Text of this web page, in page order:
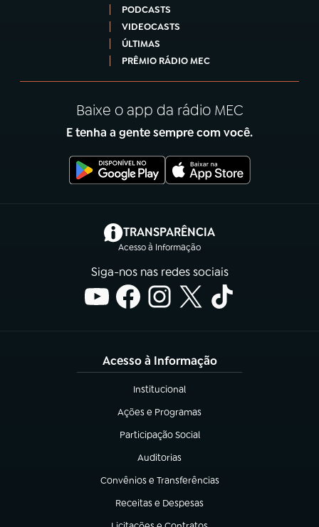
PODCASTS
VIDEOCASTS
ÚLTIMAS
PRÊMIO RÁDIO MEC
Baixe o app da rádio MEC
E tenha a gente sempre com você.
TRANSPARÊNCIA
Acesso à Informação
(abre em nova aba)
Siga-nos nas redes sociais
Acesso à Informação
Institucional
(abre em nova aba)
Ações e Programas
(abre em nova aba)
Participação Social
(abre em nova aba)
Auditorias
(abre em nova aba)
Convênios e Transferências
(abre em nova aba)
Receitas e Despesas
(abre em nova aba)